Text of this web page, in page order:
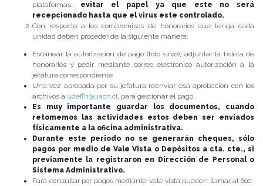
plataformas, evitar el papel ya que este no será
recepcionado hasta que el virus este controlado.
Con respecto a los compromisos de honorarios que tenga cada
unidad deben proceder de la siguiente manera:
Escanear la autorización de pago (foto sirve), adjuntar la boleta de
honorarios y pedir mediante correo electrónico autorización a la
jefatura correspondiente.
Una vez aprobada por su jefatura reenviar esa aprobación con los
archivos a udeffh@uach.cl, para gestionar el pago.
Es muy importante guardar los documentos, cuando
retomemos las actividades estos deben ser enviados
físicamente a la oficina administrativa.
Durante este periodo no se generarán cheques, sólo
pagos por medio de Vale Vista o Depósitos a cta. cte., si
previamente la registraron en Dirección de Personal o
Sistema Administrativo.
Para consultar por pagos mediante vale vista pueden llamar al 600-